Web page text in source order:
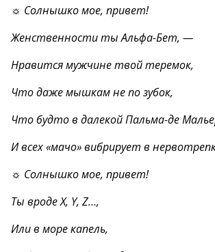
☼ Солнышко мое, привет!
Женственности ты Альфа-Бет, —
Нравится мужчине твой теремок,
Что даже мышкам не по зубок,
Что будто в далекой Пальма-де
И всех «мачо» вибрирует в
☼ Солнышко мое, привет!
Ты вроде X, Y, Z…,
Или в море капель,